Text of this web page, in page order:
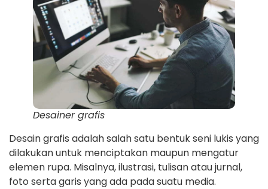
Desainer grafis
Desain grafis adalah salah satu bentuk seni lukis yang
dilakukan untuk menciptakan maupun mengatur
elemen rupa. Misalnya, ilustrasi, tulisan atau jurnal,
foto serta garis yang ada pada suatu media.